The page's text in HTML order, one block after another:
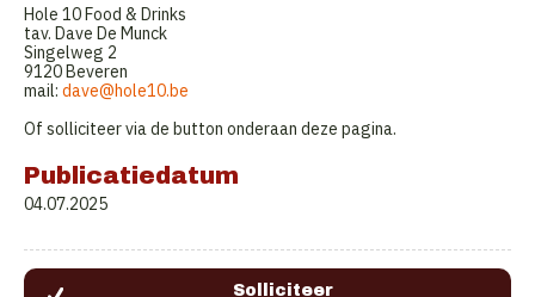
Hole 10 Food & Drinks
tav. Dave De Munck
Singelweg 2
9120 Beveren
mail: dave@hole10.be
Of solliciteer via de button onderaan deze pagina.
Publicatiedatum
04.07.2025